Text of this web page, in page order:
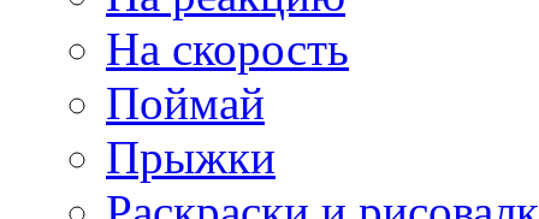
На скорость
Поймай
Прыжки